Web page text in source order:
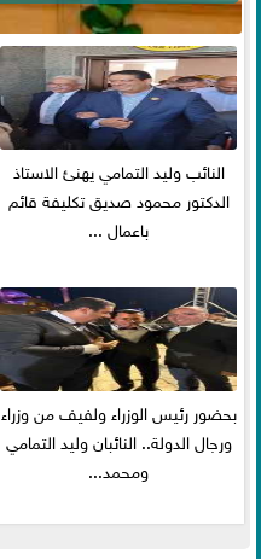
النائب وليد التمامي يهنئ الاستاذ
الدكتور محمود صديق تكليفة قائم
باعمال ...
بحضور رئيس الوزراء ولفيف من وزراء
ورجال الدولة.. النائبان وليد التمامي
ومحمد...